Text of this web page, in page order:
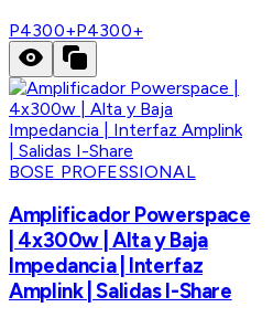
P4300+P4300+
BOSE PROFESSIONAL
Amplificador Powerspace
| 4x300w | Alta y Baja
Impedancia | Interfaz
Amplink | Salidas I-Share